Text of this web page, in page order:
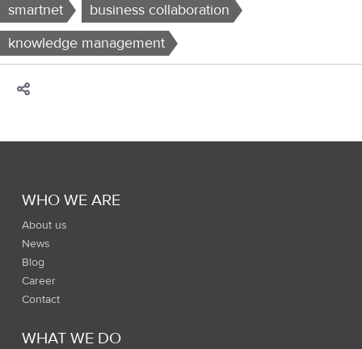
smartnet
business collaboration
knowledge management
WHO WE ARE
About us
News
Blog
Career
Contact
WHAT WE DO